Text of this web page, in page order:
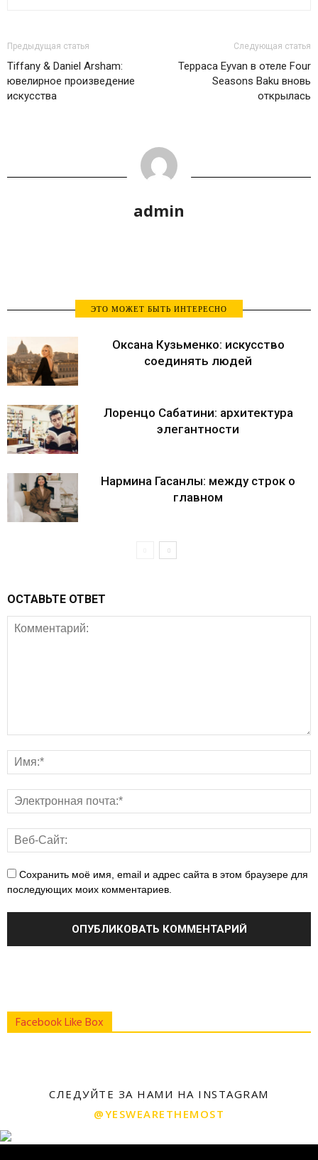
Предыдущая статья
Tiffany & Daniel Arsham:
ювелирное произведение
искусства
Следующая статья
Терраса Eyvan в отеле Four
Seasons Baku вновь
открылась
admin
ЭТО МОЖЕТ БЫТЬ ИНТЕРЕСНО
Оксана Кузьменко: искусство
соединять людей
Лоренцо Сабатини: архитектура
элегантности
Нармина Гасанлы: между строк о
главном
ОСТАВЬТЕ ОТВЕТ
Сохранить моё имя, email и адрес сайта в этом браузере для
последующих моих комментариев.
Facebook Like Box
СЛЕДУЙТЕ ЗА НАМИ НА INSTAGRAM
@YESWEARETHEMOST